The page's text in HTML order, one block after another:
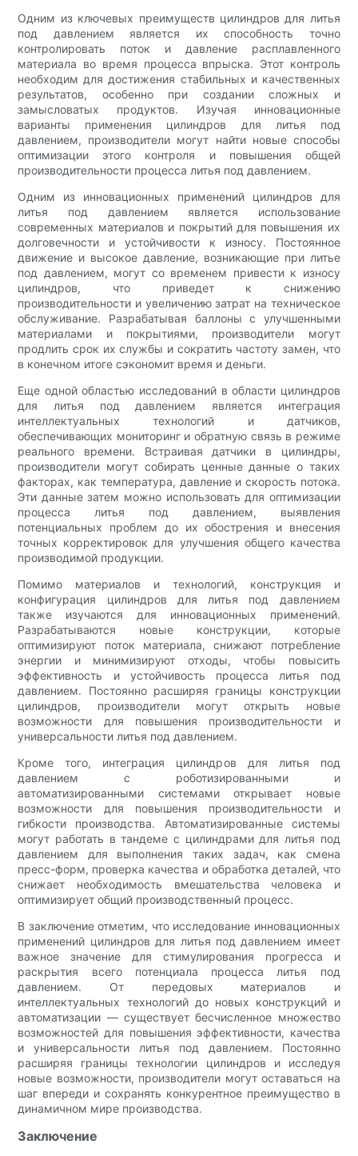
Одним из ключевых преимуществ цилиндров для литья
под давлением является их способность точно
контролировать поток и давление расплавленного
материала во время процесса впрыска. Этот контроль
необходим для достижения стабильных и качественных
результатов, особенно при создании сложных и
замысловатых продуктов. Изучая инновационные
варианты применения цилиндров для литья под
давлением, производители могут найти новые способы
оптимизации этого контроля и повышения общей
производительности процесса литья под давлением.
Одним из инновационных применений цилиндров для
литья под давлением является использование
современных материалов и покрытий для повышения их
долговечности и устойчивости к износу. Постоянное
движение и высокое давление, возникающие при литье
под давлением, могут со временем привести к износу
цилиндров, что приведет к снижению
производительности и увеличению затрат на техническое
обслуживание. Разрабатывая баллоны с улучшенными
материалами и покрытиями, производители могут
продлить срок их службы и сократить частоту замен, что
в конечном итоге сэкономит время и деньги.
Еще одной областью исследований в области цилиндров
для литья под давлением является интеграция
интеллектуальных технологий и датчиков,
обеспечивающих мониторинг и обратную связь в режиме
реального времени. Встраивая датчики в цилиндры,
производители могут собирать ценные данные о таких
факторах, как температура, давление и скорость потока.
Эти данные затем можно использовать для оптимизации
процесса литья под давлением, выявления
потенциальных проблем до их обострения и внесения
точных корректировок для улучшения общего качества
производимой продукции.
Помимо материалов и технологий, конструкция и
конфигурация цилиндров для литья под давлением
также изучаются для инновационных применений.
Разрабатываются новые конструкции, которые
оптимизируют поток материала, снижают потребление
энергии и минимизируют отходы, чтобы повысить
эффективность и устойчивость процесса литья под
давлением. Постоянно расширяя границы конструкции
цилиндров, производители могут открыть новые
возможности для повышения производительности и
универсальности литья под давлением.
Кроме того, интеграция цилиндров для литья под
давлением с роботизированными и
автоматизированными системами открывает новые
возможности для повышения производительности и
гибкости производства. Автоматизированные системы
могут работать в тандеме с цилиндрами для литья под
давлением для выполнения таких задач, как смена
пресс-форм, проверка качества и обработка деталей, что
снижает необходимость вмешательства человека и
оптимизирует общий производственный процесс.
В заключение отметим, что исследование инновационных
применений цилиндров для литья под давлением имеет
важное значение для стимулирования прогресса и
раскрытия всего потенциала процесса литья под
давлением. От передовых материалов и
интеллектуальных технологий до новых конструкций и
автоматизации — существует бесчисленное множество
возможностей для повышения эффективности, качества
и универсальности литья под давлением. Постоянно
расширяя границы технологии цилиндров и исследуя
новые возможности, производители могут оставаться на
шаг впереди и сохранять конкурентное преимущество в
динамичном мире производства.
Заключение